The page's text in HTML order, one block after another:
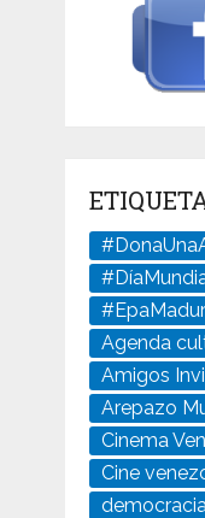
Agenda
Amigos
Arepazo
Cinema
Cine